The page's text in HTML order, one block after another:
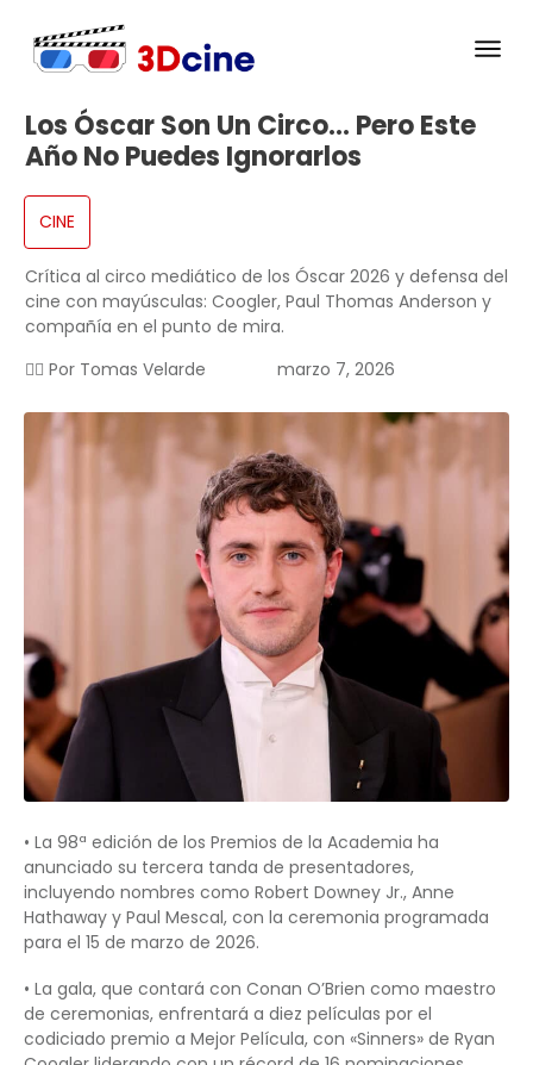
Los Óscar Son Un Circo… Pero Este
Año No Puedes Ignorarlos
CINE
Crítica al circo mediático de los Óscar 2026 y defensa del
cine con mayúsculas: Coogler, Paul Thomas Anderson y
compañía en el punto de mira.
✍🏻 Por Tomas Velarde marzo 7, 2026
• La 98ª edición de los Premios de la Academia ha
anunciado su tercera tanda de presentadores,
incluyendo nombres como Robert Downey Jr., Anne
Hathaway y Paul Mescal, con la ceremonia programada
para el 15 de marzo de 2026.
• La gala, que contará con Conan O’Brien como maestro
de ceremonias, enfrentará a diez películas por el
codiciado premio a Mejor Película, con «Sinners» de Ryan